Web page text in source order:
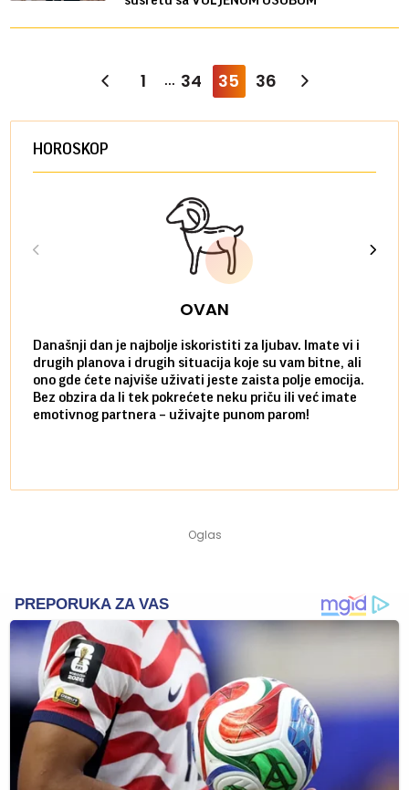
1 ... 34 35 36
HOROSKOP
OVAN
Današnji dan je najbolje iskoristiti za ljubav. Imate vi i
drugih planova i drugih situacija koje su vam bitne, ali
ono gde ćete najviše uživati jeste zaista polje emocija.
Bez obzira da li tek pokrećete neku priču ili već imate
emotivnog partnera – uživajte punom parom!